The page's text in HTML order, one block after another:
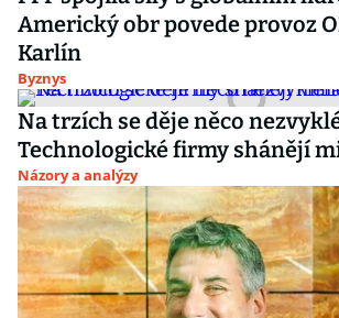
Americký obr povede provoz
Karlín
Byznys
Na trzích se děje něco
Technologické firmy shánějí
Názory a analýzy